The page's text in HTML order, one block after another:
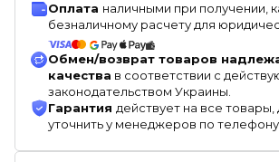
Оплата наличными при получении,
безналичному расчету для
Обмен/возврат товаров
качества в соответствии с
законодательством Украины.
Гарантия действует на все
уточнить у менеджеров по телефону.